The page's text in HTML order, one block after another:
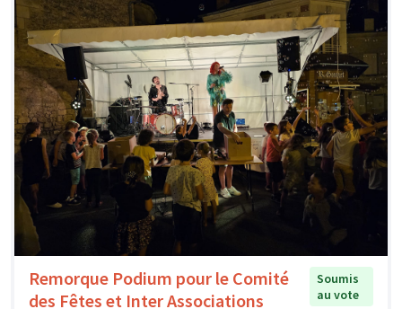
Remorque Podium pour le Comité
des Fêtes et Inter Associations
Soumis
au vote